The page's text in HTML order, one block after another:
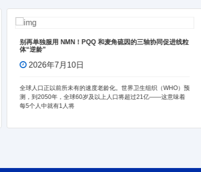
协同促进线粒
组织（WHO）预
亿——这意味着
NMNH 和 NMN 之间的差异有多大？
近期，NMNH（还原型 $\beta$-烟酰胺单核苷
体临床试验再次在抗衰老领域引发广泛关注。